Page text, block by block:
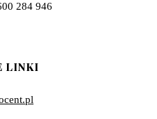
284 946
LINKI